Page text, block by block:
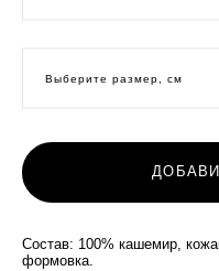
Выберите размер, см
Состав: 100% кашемир,
формовка.